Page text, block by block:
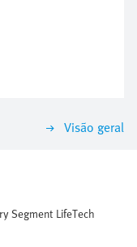
Visão geral
Segment LifeTech